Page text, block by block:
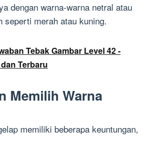
dengan warna-warna netral atau
seperti merah atau kuning.
Tebak Gambar Level 42 -
Terbaru
Memilih Warna
memiliki beberapa keuntungan,